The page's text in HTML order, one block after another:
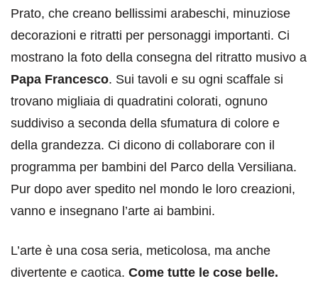
Prato, che creano bellissimi arabeschi, minuziose
decorazioni e ritratti per personaggi importanti. Ci
mostrano la foto della consegna del ritratto musivo a
Papa Francesco. Sui tavoli e su ogni scaffale si
trovano migliaia di quadratini colorati, ognuno
suddiviso a seconda della sfumatura di colore e
della grandezza. Ci dicono di collaborare con il
programma per bambini del Parco della Versiliana.
Pur dopo aver spedito nel mondo le loro creazioni,
vanno e insegnano l’arte ai bambini.
L’arte è una cosa seria, meticolosa, ma anche
divertente e caotica. Come tutte le cose belle.